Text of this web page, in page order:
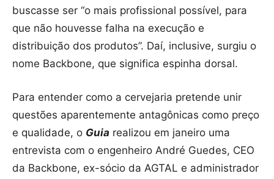
buscasse ser “o mais profissional possível, para
que não houvesse falha na execução e
distribuição dos produtos”. Daí, inclusive, surgiu o
nome Backbone, que significa espinha dorsal.
Para entender como a cervejaria pretende unir
questões aparentemente antagônicas como preço
e qualidade, o Guia realizou em janeiro uma
entrevista com o engenheiro André Guedes, CEO
da Backbone, ex-sócio da AGTAL e administrador